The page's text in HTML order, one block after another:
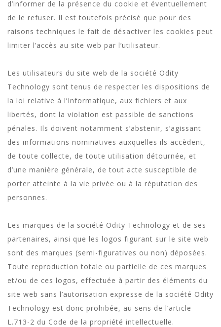
d’informer de la présence du cookie et éventuellement
de le refuser. Il est toutefois précisé que pour des
raisons techniques le fait de désactiver les cookies peut
limiter l’accès au site web par l’utilisateur.
Les utilisateurs du site web de la société Odity
Technology sont tenus de respecter les dispositions de
la loi relative à l’Informatique, aux fichiers et aux
libertés, dont la violation est passible de sanctions
pénales. Ils doivent notamment s’abstenir, s’agissant
des informations nominatives auxquelles ils accèdent,
de toute collecte, de toute utilisation détournée, et
d’une manière générale, de tout acte susceptible de
porter atteinte à la vie privée ou à la réputation des
personnes.
Les marques de la société Odity Technology et de ses
partenaires, ainsi que les logos figurant sur le site web
sont des marques (semi-figuratives ou non) déposées.
Toute reproduction totale ou partielle de ces marques
et/ou de ces logos, effectuée à partir des éléments du
site web sans l’autorisation expresse de la société Odity
Technology est donc prohibée, au sens de l’article
L.713-2 du Code de la propriété intellectuelle.